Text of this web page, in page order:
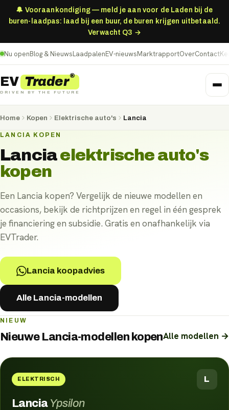
🔔 Vooraankondiging — meld je aan voor de Laden bij de
buren-laadpas: laad bij een buur, de buren krijgen uitbetaald.
Verwacht Q3 →
Nu openBlog & NieuwsLaadpalenEV-nieuwsMarktrapportOverContact
EV Trader®
DRIVEN BY THE FUTURE
Home Kopen Elektrische auto's Lancia
LANCIA KOPEN
Lanciaelektrische auto's
kopen
Een Lancia kopen? Vergelijk de nieuwe modellen en
occasions, bekijk de richtprijzen en regel in één gesprek
je financiering en subsidie. Gratis en onafhankelijk via
EVTrader.
Lancia koopadvies
Alle Lancia-modellen
NIEUW
Nieuwe Lancia-modellen kopenAlle modellen →
ELEKTRISCH L
Lancia Ypsilon